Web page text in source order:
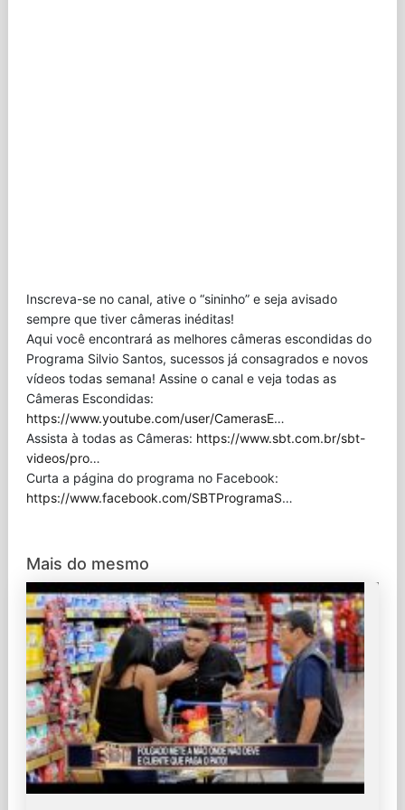
Inscreva-se no canal, ative o “sininho” e seja avisado
sempre que tiver câmeras inéditas!
Aqui você encontrará as melhores câmeras escondidas do
Programa Silvio Santos, sucessos já consagrados e novos
vídeos todas semana! Assine o canal e veja todas as
Câmeras Escondidas:
https://www.youtube.com/user/CamerasE…
Assista à todas as Câmeras: https://www.sbt.com.br/sbt-
videos/pro…
Curta a página do programa no Facebook:
https://www.facebook.com/SBTProgramaS…
Mais do mesmo